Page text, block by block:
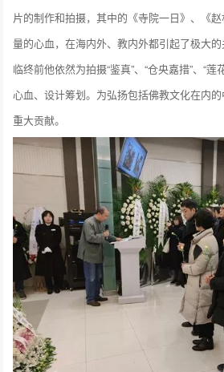
片的制作和拍摄，其中的《寺院一日》、《
量的心血，在海内外、教内外都引起了极大
临终前他依然为拍摄“鉴真”、“仓央嘉措”、“
心血、设计筹划。为弘扬包括佛教文化在内
重大贡献。